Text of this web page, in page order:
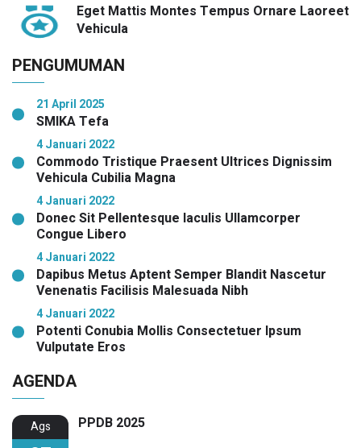
Eget Mattis Montes Tempus Ornare Laoreet
Vehicula
PENGUMUMAN
21 April 2025
SMIKA Tefa
4 Januari 2022
Commodo Tristique Praesent Ultrices Dignissim
Vehicula Cubilia Magna
4 Januari 2022
Donec Sit Pellentesque Iaculis Ullamcorper
Congue Libero
4 Januari 2022
Dapibus Metus Aptent Semper Blandit Nascetur
Venenatis Facilisis Malesuada Nibh
4 Januari 2022
Potenti Conubia Mollis Consectetuer Ipsum
Vulputate Eros
AGENDA
Ags PPDB 2025